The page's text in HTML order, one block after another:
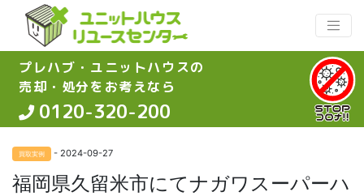
プレハブ・ユニットハウスの
売却・処分をお考えなら
0120-320-200
買取実例 - 2024-09-27
福岡県久留米市にてナガワスーパーハ